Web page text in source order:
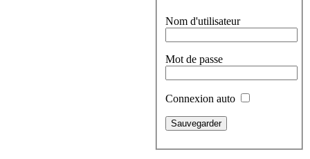
Nom d'utilisateur
Mot de passe
Connexion auto